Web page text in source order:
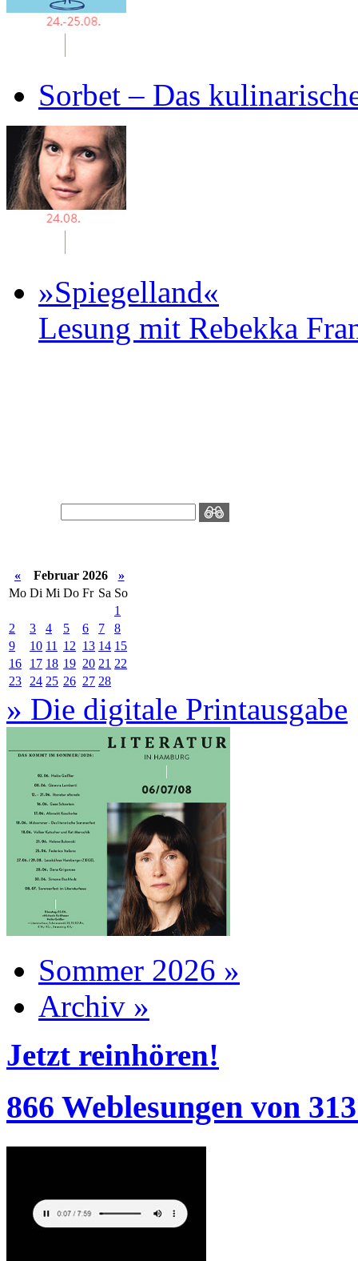
Sorbet – Das
»Spiegelland«
Lesung mit Rebekka
« Februar 2026
»
Mo Di Mi Do Fr Sa So
1
2
3 4 5 6 7
8
9
10 11 12 13 14 15
16
17 18 19 20 21 22
23
24 25 26 27 28
» Die digitale Printausgabe
Sommer 2026 »
Archiv »
Jetzt reinhören!
866 Weblesungen von